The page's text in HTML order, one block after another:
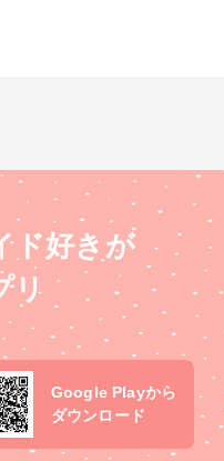
ド好きが
リ
Google Playから
ダウンロード